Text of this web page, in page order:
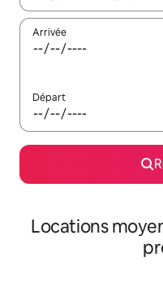
Arrivée
Départ
Locations